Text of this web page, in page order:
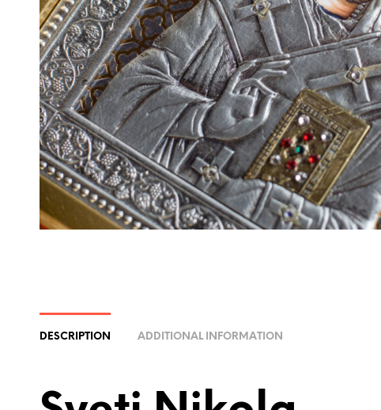
DESCRIPTION ADDITIONAL INFORMATION